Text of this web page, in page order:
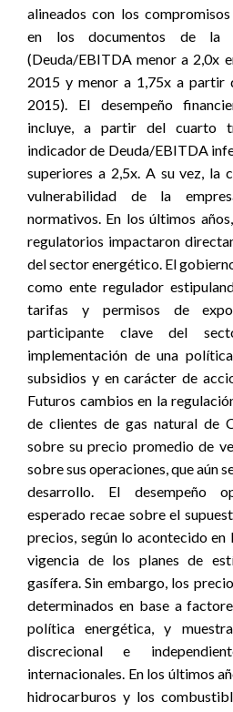
alineados con los
en los documentos de la
(Deuda/EBITDA menor a 2,0x
2015 y menor a 1,75x a partir
2015). El desempeño
incluye, a partir del cuarto
indicador de Deuda/EBITDA
superiores a 2,5x. A su vez, la
vulnerabilidad de la
normativos. En los últimos
regulatorios impactaron
del sector energético. El
como ente regulador
tarifas y permisos de
participante clave del
implementación de una
subsidios y en carácter de
Futuros cambios en la
de clientes de gas natural de
sobre su precio promedio de
sobre sus operaciones, que aún
desarrollo. El desempeño
esperado recae sobre el
precios, según lo acontecido en
vigencia de los planes de
gasífera. Sin embargo, los
determinados en base a
política energética, y
discrecional e
internacionales. En los últimos
hidrocarburos y los